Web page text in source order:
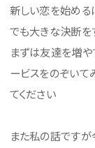
新しい恋を始め
でも大きな決断を
まずは友達を増
ービスをのぞい
てください
また私の話です